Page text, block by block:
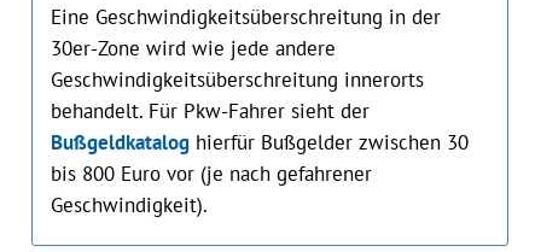
Eine Geschwindigkeitsüberschreitung in der
30er-Zone wird wie jede andere
Geschwindigkeitsüberschreitung innerorts
behandelt. Für Pkw-Fahrer sieht der
Bußgeldkataloghierfür Bußgelder zwischen 30
bis 800 Euro vor (je nach gefahrener
Geschwindigkeit).